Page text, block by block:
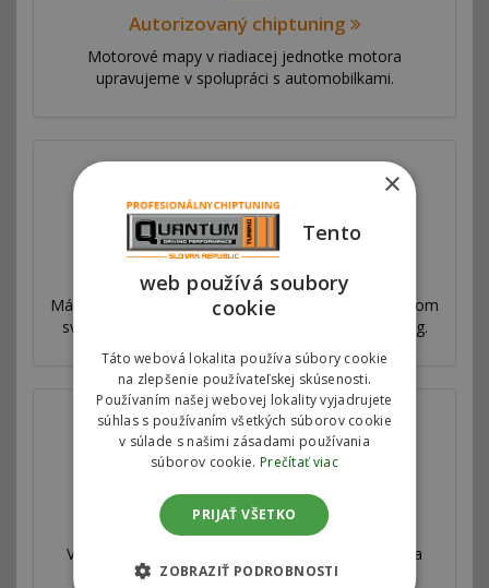
Autorizovaný chiptuning
Motorové mapy v riadiacej jednotke motora
upravujeme v spolupráci s automobilkami.
Prečo sme najlepší
Máme sieť pobočiek vo viac ako 53 krajinách po celom
svete. Ponúkame výhradný autorizovaný chiptuning.
Válcová skúšobňa
Všetky naše úpravy sú veľmi dôkladne testované a
merané na profesionálnej válcovej skúšobni.
×
Tento
web používá soubory
cookie
Táto webová lokalita používa súbory cookie
na zlepšenie používateľskej skúsenosti.
Používaním našej webovej lokality vyjadrujete
súhlas s používaním všetkých súborov cookie
v súlade s našimi zásadami používania
súborov cookie. Prečítať viac
PRIJAŤ VŠETKO
ZOBRAZIŤ PODROBNOSTI